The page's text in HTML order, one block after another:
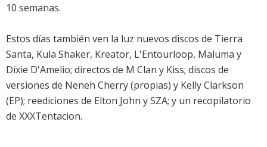
10 semanas.
Estos días también ven la luz nuevos discos de Tierra
Santa, Kula Shaker, Kreator, L'Entourloop, Maluma y
Dixie D'Amelio; directos de M Clan y Kiss; discos de
versiones de Neneh Cherry(propias) y Kelly Clarkson
(EP); reediciones de Elton John ySZA; y un recopilatorio
de XXXTentacion.